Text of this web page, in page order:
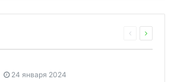
24 января 2024